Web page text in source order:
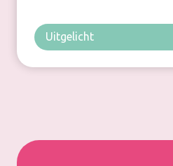
Uitgelicht